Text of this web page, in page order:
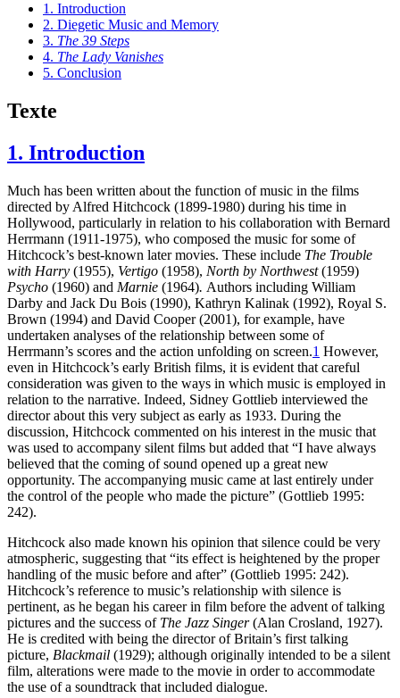
1. Introduction
2. Diegetic Music and Memory
3. The 39 Steps
4. The Lady Vanishes
5. Conclusion
Texte
1. Introduction
Much has been written about the function of music in the films
directed by Alfred Hitchcock (1899-1980) during his time in
Hollywood, particularly in relation to his collaboration with Bernard
Herrmann (1911-1975), who composed the music for some of
Hitchcock’s best-known later movies. These include The Trouble
with Harry (1955), Vertigo (1958), North by Northwest(1959)
Psycho (1960) and Marnie (1964). Authors including William
Darby and Jack Du Bois (1990), Kathryn Kalinak (1992), Royal S.
Brown (1994) and David Cooper (2001), for example, have
undertaken analyses of the relationship between some of
Herrmann’s scores and the action unfolding on screen.1 However,
even in Hitchcock’s early British films, it is evident that careful
consideration was given to the ways in which music is employed in
relation to the narrative. Indeed, Sidney Gottlieb interviewed the
director about this very subject as early as 1933. During the
discussion, Hitchcock commented on his interest in the music that
was used to accompany silent films but added that “I have always
believed that the coming of sound opened up a great new
opportunity. The accompanying music came at last entirely under
the control of the people who made the picture” (Gottlieb 1995:
242).
Hitchcock also made known his opinion that silence could be very
atmospheric, suggesting that “its effect is heightened by the proper
handling of the music before and after” (Gottlieb 1995: 242).
Hitchcock’s reference to music’s relationship with silence is
pertinent, as he began his career in film before the advent of talking
pictures and the success of The Jazz Singer(Alan Crosland, 1927).
He is credited with being the director of Britain’s first talking
picture, Blackmail (1929); although originally intended to be a silent
film, alterations were made to the movie in order to accommodate
the use of a soundtrack that included dialogue.